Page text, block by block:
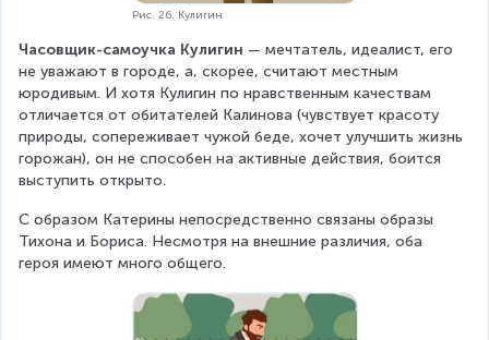
Рис. 26. Кулигин
Часовщик-самоучка Кулигин — мечтатель, идеалист, его
не уважают в городе, а, скорее, считают местным
юродивым. И хотя Кулигин по нравственным качествам
отличается от обитателей Калинова (чувствует красоту
природы, сопереживает чужой беде, хочет улучшить жизнь
горожан), он не способен на активные действия, боится
выступить открыто.
С образом Катерины непосредственно связаны образы
Тихона и Бориса. Несмотря на внешние различия, оба
героя имеют много общего.